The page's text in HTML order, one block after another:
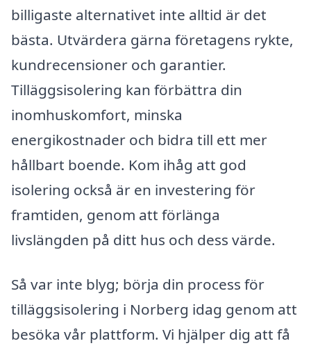
billigaste alternativet inte alltid är det
bästa. Utvärdera gärna företagens rykte,
kundrecensioner och garantier.
Tilläggsisolering kan förbättra din
inomhuskomfort, minska
energikostnader och bidra till ett mer
hållbart boende. Kom ihåg att god
isolering också är en investering för
framtiden, genom att förlänga
livslängden på ditt hus och dess värde.
Så var inte blyg; börja din process för
tilläggsisolering i Norberg idag genom att
besöka vår plattform. Vi hjälper dig att få